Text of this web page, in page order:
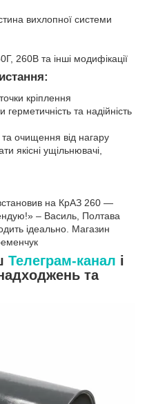
вихлопної системи
260В та інші модифікації
кріплення
та надійність
очищення від нагару
якісні ущільнювачі,
встановив на КрАЗ 260 —
– Василь, Полтава
ідеально. Магазин
Телеграм-канал і
та